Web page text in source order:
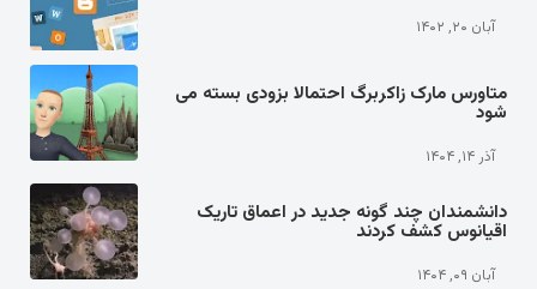
آبان ۲۰, ۱۴۰۲
متاورس مارک زاکربرگ احتمالا بزودی بسته می
شود
آذر ۱۴, ۱۴۰۴
دانشمندان چند گونه جدید در اعماق تاریک
اقیانوس کشف کردند
آبان ۰۹, ۱۴۰۴